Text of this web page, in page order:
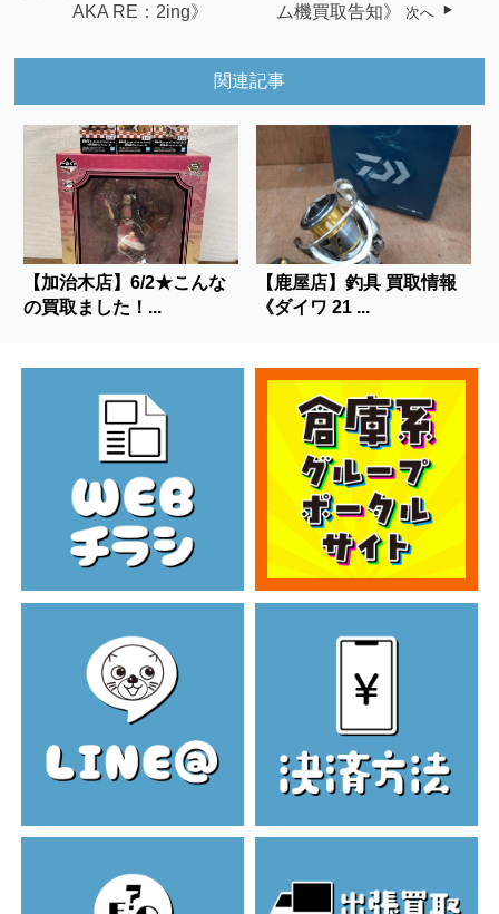
AKA RE：2ing》
ム機買取告知》
次へ
関連記事
【加治木店】6/2★こんな
の買取ました！...
【鹿屋店】釣具 買取情報
《ダイワ 21 ...